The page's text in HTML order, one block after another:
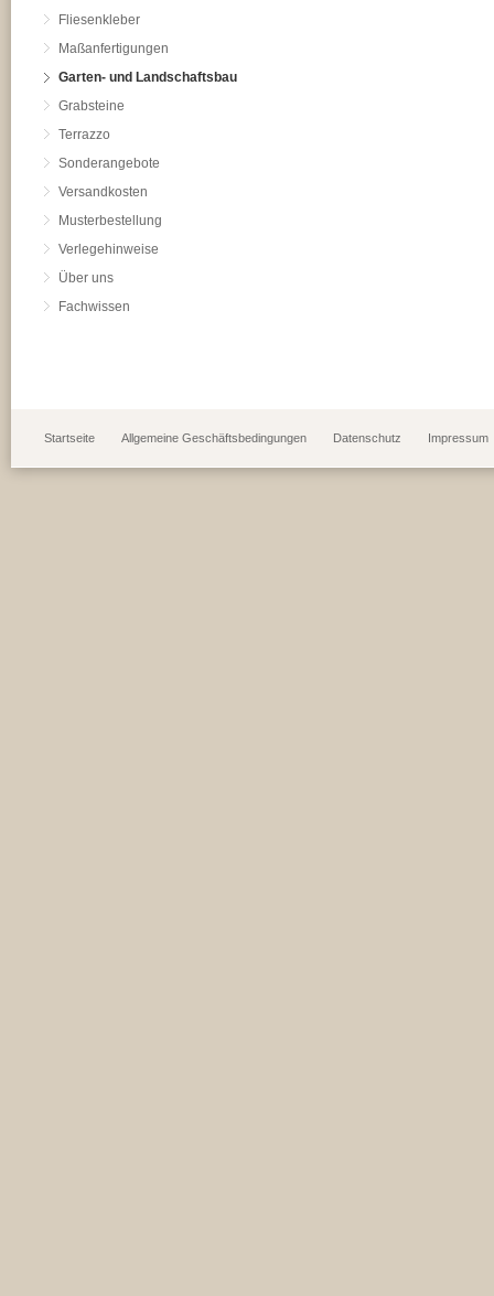
Fliesenkleber
Maßanfertigungen
Garten- und Landschaftsbau
Grabsteine
Terrazzo
Sonderangebote
Versandkosten
Musterbestellung
Verlegehinweise
Über uns
Fachwissen
Startseite Allgemeine Geschäftsbedingungen Datenschutz Impressum